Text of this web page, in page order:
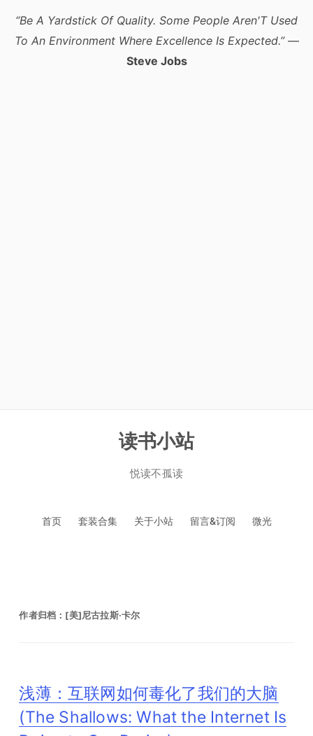
“Be A Yardstick Of Quality. Some People Aren'T Used
To An Environment Where Excellence Is Expected.”—
Steve Jobs
读书小站
悦读不孤读
首页 套装合集 关于小站 留言&订阅 微光
作者归档： [美]尼古拉斯·卡尔
浅薄：互联网如何毒化了我们的大脑
(The Shallows: What the Internet Is